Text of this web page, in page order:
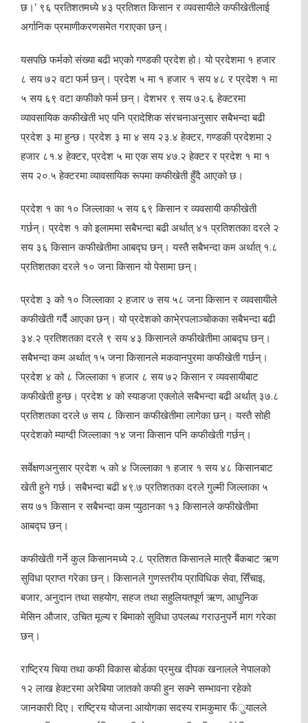
छ।’ ९६ प्रतिशतमध्ये ४३ प्रतिशत किसान र व्यवसायीले कफीखेतीलाई
अर्गानिक प्रमाणीकरणसमेत गराएका छन्।
यसपछि फर्मको संख्या बढी भएको गण्डकी प्रदेश हो। यो प्रदेशमा १ हजार
८ सय ७२ वटा फर्म छन्। प्रदेश ५ मा १ हजार १ सय ४८ र प्रदेश १ मा
५ सय ६९ वटा कफीको फर्म छन्। देशभर ९ सय ७२.६ हेक्टरमा
व्यावसायिक कफीखेती भए पनि प्रादेशिक संरचनाअनुसार सबैभन्दा बढी
प्रदेश ३ मा हुन्छ। प्रदेश ३ मा ४ सय २३.४ हेक्टर, गण्डकी प्रदेशमा २
हजार ८१.४ हेक्टर, प्रदेश ५ मा एक सय ४७.२ हेक्टर र प्रदेश १ मा १
सय २०.५ हेक्टरमा व्यावसायिक रूपमा कफीखेती हुँदै आएको छ।
प्रदेश १ का १० जिल्लाका ५ सय ६९ किसान र व्यवसायी कफीखेती
गर्छन्। प्रदेश १ को इलाममा सबैभन्दा बढी अर्थात् ४१ प्रतिशतका दरले २
सय ३६ किसान कफीखेतीमा आबद्घ छन्। यस्तै सबैभन्दा कम अर्थात् १.८
प्रतिशतका दरले १० जना किसान यो पेसामा छन्।
प्रदेश ३ को १० जिल्लाका २ हजार ७ सय ५८ जना किसान र व्यवसायीले
कफीखेती गर्दै आएका छन्। यो प्रदेशको काभे्रपलाञ्चोकका सबैभन्दा बढी
३४.२ प्रतिशतका दरले ९ सय ४३ किसानले कफीखेतीमा आबद्घ छन्।
सबैभन्दा कम अर्थात् १५ जना किसानले मकवानपुरमा कफीखेती गर्छन्।
प्रदेश ४ को ८ जिल्लाका १ हजार ८ सय ७२ किसान र व्यवसायीबाट
कफीखेती हुन्छ। प्रदेश ४ को स्याङजा एक्लोले सबैभन्दा बढी अर्थात् ३७.८
प्रतिशतका दरले ७ सय ८ किसान कफीखेतीमा लागेका छन्। यस्तै सोही
प्रदेशको म्याग्दी जिल्लाका १४ जना किसान पनि कफीखेती गर्छन्।
सर्वेक्षणअनुसार प्रदेश ५ को ४ जिल्लाका १ हजार १ सय ४८ किसानबाट
खेती हुने गर्छ। सबैभन्दा बढी ४९.७ प्रतिशतका दरले गुल्मी जिल्लाका ५
सय ७१ किसान र सबैभन्दा कम प्युठानका १३ किसानले कफीखेतीमा
आबद्घ छन्।
कफीखेती गर्ने कुल किसानमध्ये २.८ प्रतिशत किसानले मात्रै बैंकबाट ऋण
सुविधा प्राप्त गरेका छन्। किसानले गुणस्तरीय प्राविधिक सेवा, सिँचाइ,
बजार, अनुदान तथा सहयोग, सहज तथा सहुलियतपूर्ण ऋण, आधुनिक
मेसिन औजार, उचित मूल्य र बिमाको सुविधा उपलब्ध गराउनुपर्ने माग गरेका
छन्।
राष्ट्रिय चिया तथा कफी विकास बोर्डका प्रमुख दीपक खनालले नेपालको
१२ लाख हेक्टरमा अरेबिया जातको कफी हुन सक्ने सम्भावना रहेको
जानकारी दिए। राष्ट्रिय योजना आयोगका सदस्य रामकुमार फँुयालले